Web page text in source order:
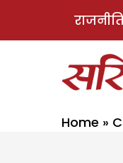
Home »